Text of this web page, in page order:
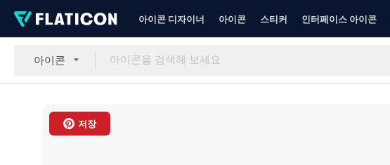
아이콘 디자이너 아이콘 스티커 인터페이스 아이콘
아이콘
저장